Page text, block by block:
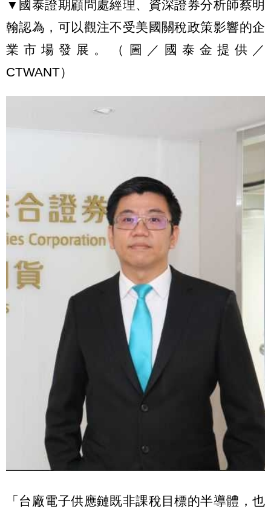
▼國泰證期顧問處經理、資深證券分析師蔡明
翰認為，可以觀注不受美國關稅政策影響的企
業市場發展。（圖／國泰金提供／
CTWANT）
「台廠電子供應鏈既非課稅目標的半導體，也